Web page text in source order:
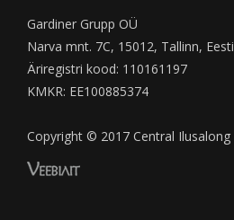
Gardiner Grupp OÜ
Narva mnt. 7C, 15012, Tallinn, Eesti
Äriregistri kood: 110161197
KMKR: EE100885374
Copyright © 2017 Central Ilusalong